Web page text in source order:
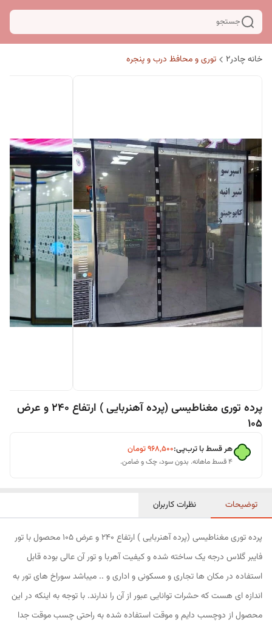
جستجو
خانه چادر۲ توری و محافظ درب و پنجره
پرده توری مغناطیسی (پرده آهنربایی ) ارتفاع 240 و عرض
105
هر قسط با ترب‌پی:۹۶۸٬۵۰۰تومان
۴ قسط ماهانه. بدون سود، چک و ضامن.
توضیحات نظرات کاربران
پرده توری مغناطیسی (پرده آهنربایی ) ارتفاع 240 و عرض 105 محصول با تور
فایبر گلاس درجه یک ساخته شده و کیفیت آهربا و تور آن عالی بوده قابل
استفاده در مکان ها تجاری و مسکونی و اداری و .. میباشد سوراخ های تور به
اندازه ای هست که حشرات توانایی عبور از آن را ندارند. با توجه به اینکه در این
محصول از دوچسب دایم و موقت استفاده شده به راحتی چسب موقت جدا